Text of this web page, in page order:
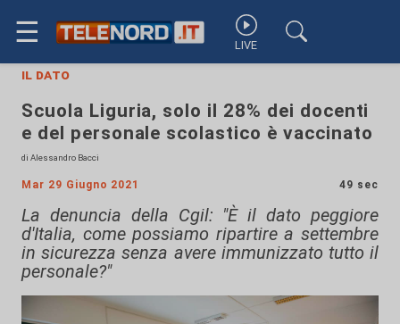
☰ LIVE
il dato
Scuola Liguria, solo il 28% dei docenti
e del personale scolastico è vaccinato
di Alessandro Bacci
Mar 29 Giugno 2021 49 sec
La denuncia della Cgil: "È il dato peggiore
d'Italia, come possiamo ripartire a settembre
in sicurezza senza avere immunizzato tutto il
personale?"